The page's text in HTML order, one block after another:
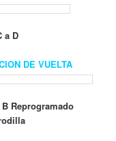
a D
DE VUELTA
Reprogramado